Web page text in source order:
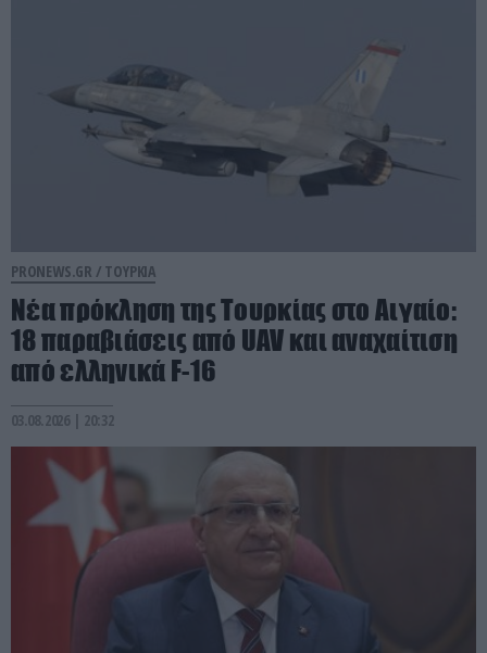
PRONEWS.GR / ΤΟΥΡΚΙΑ
Νέα πρόκληση της Τουρκίας στο Αιγαίο:
18 παραβιάσεις από UAV και αναχαίτιση
από ελληνικά F-16
03.08.2026 | 20:32